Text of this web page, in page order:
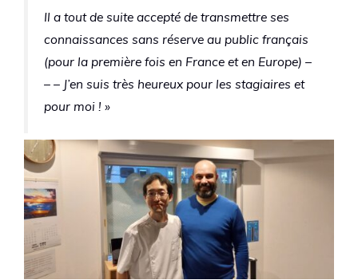
Il a tout de suite accepté de transmettre ses
connaissances sans réserve au public français
(pour la première fois en France et en Europe) –
– – J’en suis très heureux pour les stagiaires et
pour moi ! »